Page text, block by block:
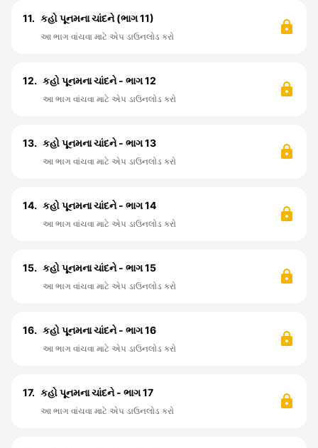
11. કહો પૂનમના ચાંદને (ભાગ 11)
આ ભાગ વાંચવા માટે એપ ડાઉનલોડ કરો
12. કહો પૂનમના ચાંદને - ભાગ 12
આ ભાગ વાંચવા માટે એપ ડાઉનલોડ કરો
13. કહો પૂનમના ચાંદને - ભાગ 13
આ ભાગ વાંચવા માટે એપ ડાઉનલોડ કરો
14. કહો પૂનમના ચાંદને - ભાગ 14
આ ભાગ વાંચવા માટે એપ ડાઉનલોડ કરો
15. કહો પૂનમના ચાંદને - ભાગ 15
આ ભાગ વાંચવા માટે એપ ડાઉનલોડ કરો
16. કહો પૂનમના ચાંદને - ભાગ 16
આ ભાગ વાંચવા માટે એપ ડાઉનલોડ કરો
17. કહો પૂનમના ચાંદને - ભાગ 17
આ ભાગ વાંચવા માટે એપ ડાઉનલોડ કરો